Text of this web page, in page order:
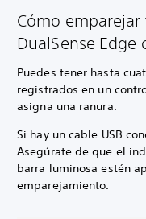
Cómo
DualSense Edge
Puedes tener hasta
registrados en un
asigna una ranura.
Si hay un cable USB
Asegúrate de que el
barra luminosa estén
emparejamiento.